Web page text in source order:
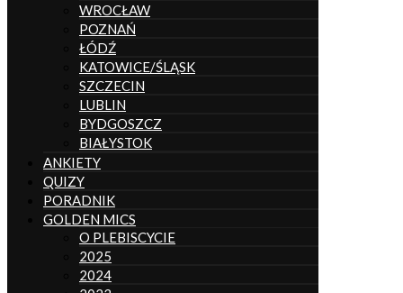
WROCŁAW
POZNAŃ
ŁÓDŹ
KATOWICE/ŚLĄSK
SZCZECIN
LUBLIN
BYDGOSZCZ
BIAŁYSTOK
ANKIETY
QUIZY
PORADNIK
GOLDEN MICS
O PLEBISCYCIE
2025
2024